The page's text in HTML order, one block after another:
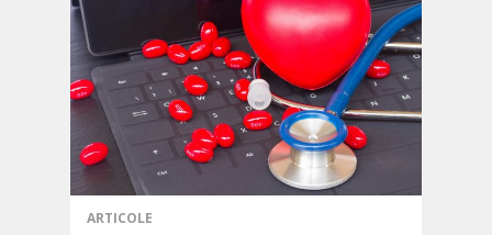
ARTICOLE